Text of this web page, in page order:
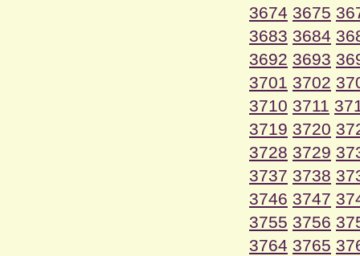
3674 3675
3683 3684
3692 3693
3701 3702
3710 3711
3719 3720
3728 3729
3737 3738
3746 3747
3755 3756
3764 3765